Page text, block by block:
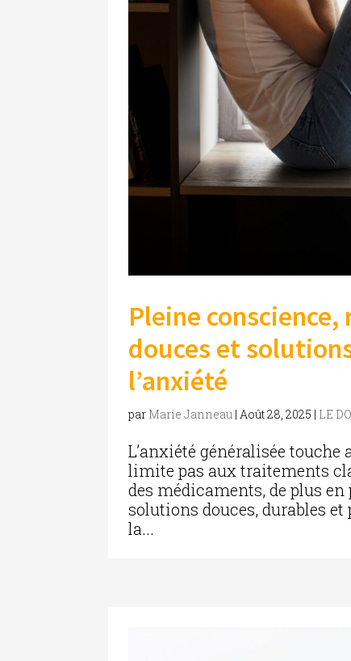
Pleine
douces et
l’anxiété
par Marie Janneau |Août 28, 2025 | LE
L’anxiété généralisée touche
limite pas aux traitements
des médicaments, de plus
solutions douces, durables
la...